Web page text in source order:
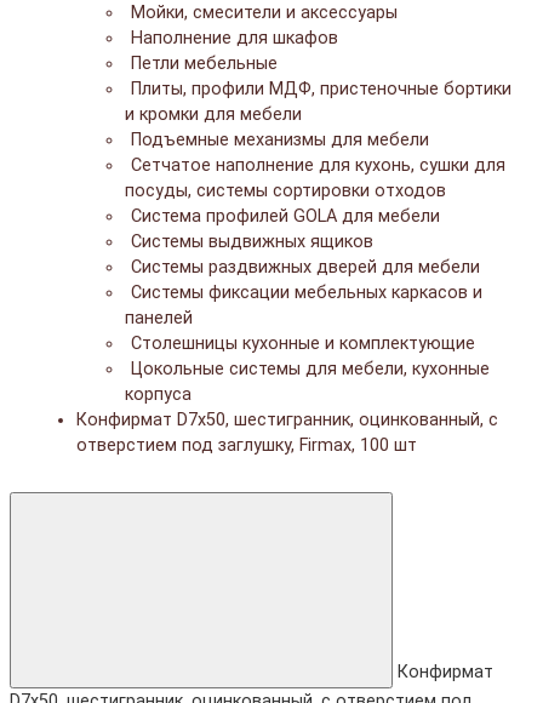
Мойки, смесители и аксессуары
Наполнение для шкафов
Петли мебельные
Плиты, профили МДФ, пристеночные бортики
и кромки для мебели
Подъемные механизмы для мебели
Сетчатое наполнение для кухонь, сушки для
посуды, системы сортировки отходов
Система профилей GOLA для мебели
Системы выдвижных ящиков
Системы раздвижных дверей для мебели
Системы фиксации мебельных каркасов и
панелей
Столешницы кухонные и комплектующие
Цокольные системы для мебели, кухонные
корпуса
Конфирмат D7x50, шестигранник, оцинкованный, с
отверстием под заглушку, Firmax, 100 шт
Конфирмат